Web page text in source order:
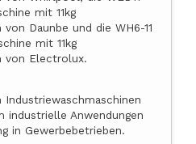
mit 11kg
von Daunbe und die WH6-11
mit 11kg
von Electrolux.
Industriewaschmaschinen
industrielle Anwendungen
in Gewerbebetrieben.